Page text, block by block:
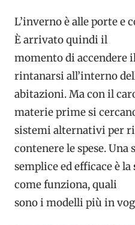
L’inverno è alle porte e
È arrivato quindi il
momento di accendere
rintanarsi all’interno
abitazioni. Ma con il
materie prime si
sistemi alternativi per
contenere le spese. Una
semplice ed efficace è la
come funziona, quali
sono i modelli più in